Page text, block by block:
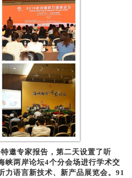
专家报告，第二天设置了听
峡两岸论坛4个分会场进行学术交
力语言新技术、新产品展览会。91